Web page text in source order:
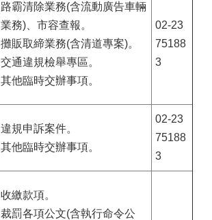
路霸清除業務(含流動廣告車輛
業務)、市容查報。
攤販取締業務(含清道專案)。
交通違規檢舉專區。
其他臨時交辦事項。
02-23
75188
3
違規申訴案件。
其他臨時交辦事項。
02-23
75188
3
收繳款項。
裁罰各項公文(含執行命令公